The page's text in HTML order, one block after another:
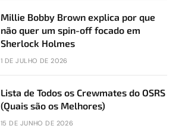
Millie Bobby Brown explica por que
não quer um spin-off focado em
Sherlock Holmes
1 DE JULHO DE 2026
Lista de Todos os Crewmates do OSRS
(Quais são os Melhores)
15 DE JUNHO DE 2026